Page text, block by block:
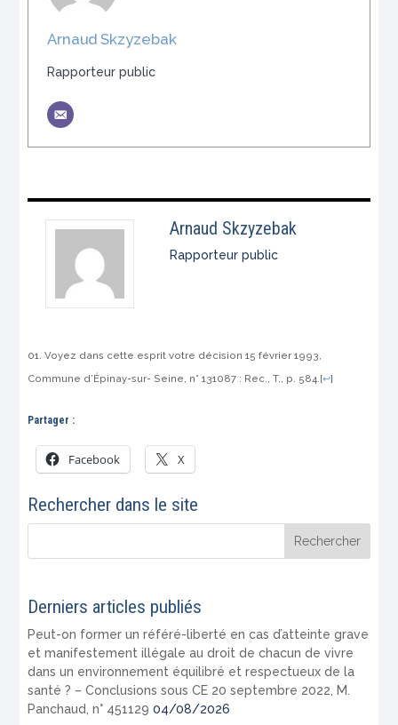
Arnaud Skzyzebak
Rapporteur public
Arnaud Skzyzebak
Rapporteur public
Voyez dans cette esprit votre décision 15 février 1993,
Commune d’Épinay-sur- Seine, n° 131087 : Rec., T., p. 584. [↩]
Partager :
Facebook X
Rechercher dans le site
Derniers articles publiés
Peut-on former un référé-liberté en cas d’atteinte grave
et manifestement illégale au droit de chacun de vivre
dans un environnement équilibré et respectueux de la
santé ? – Conclusions sous CE 20 septembre 2022, M.
Panchaud, n° 451129 04/08/2026